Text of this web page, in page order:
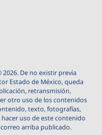
De no existir previa
Estado de México, queda
retransmisión,
otro uso de los contenidos
texto, fotografías,
uso de este contenido
arriba publicado.